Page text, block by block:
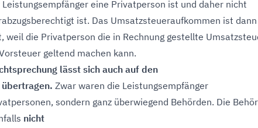
eine Privatperson ist und daher nicht
ist. Das Umsatzsteueraufkommen ist
weil die Privatperson die in Rechnung gestellte
geltend machen kann.
lässt sich auch auf den
Zwar waren die Leistungsempfänger
sondern ganz überwiegend Behörden. Die
nicht